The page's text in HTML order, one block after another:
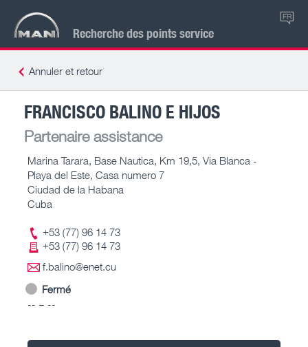
Recherche des points service
FR
Annuler et retour
FRANCISCO BALINO E HIJOS
Partenaire assistance
Marina Tarara, Base Nautica, Km 19,5, Via Blanca -
Playa del Este, Casa numero 7
Ciudad de la Habana
Cuba
+53 (77) 96 14 73
+53 (77) 96 14 73
f.balino@enet.cu
Fermé
-- – --